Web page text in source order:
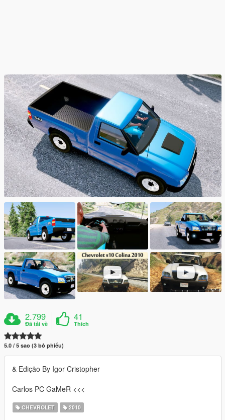
2.799
Đã tải về
41
Thích
5.0 / 5 sao (3 bỏ phiếu)
& Edição By Igor Cristopher
Carlos PC GaMeR <<<
CHEVROLET 2010